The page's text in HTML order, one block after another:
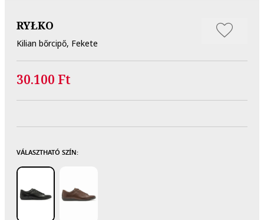
RYŁKO
Kilian bőrcipő, Fekete
30.100 Ft
VÁLASZTHATÓ SZÍN: